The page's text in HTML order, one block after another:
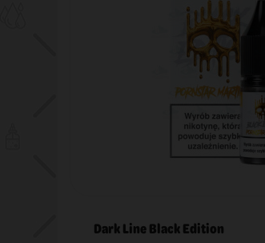
Dark Line Black Edition